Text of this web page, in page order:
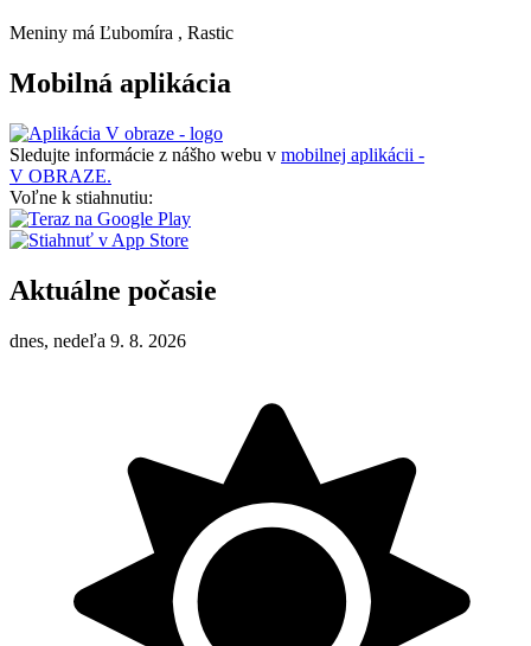
Meniny má Ľubomíra , Rastic
Mobilná aplikácia
Sledujte informácie z nášho webu v mobilnej aplikácii -
V OBRAZE.
Voľne k stiahnutiu:
Aktuálne počasie
dnes, nedeľa 9. 8. 2026